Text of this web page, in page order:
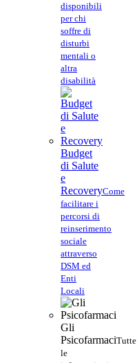
disponibili
per chi
soffre di
disturbi
mentali o
altra
disabilità
Budget
di Salute
e
RecoveryCome
facilitare i
percorsi di
reinserimento
sociale
attraverso
DSM ed
Enti
Locali
Gli
PsicofarmaciTutte
le